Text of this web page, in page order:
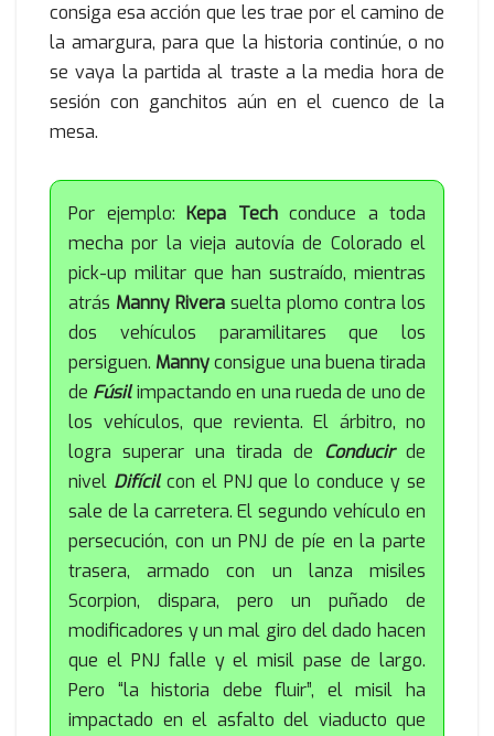
consiga esa acción que les trae por el camino de
la amargura, para que la historia continúe, o no
se vaya la partida al traste a la media hora de
sesión con ganchitos aún en el cuenco de la
mesa.
Por ejemplo: Kepa Techconduce a toda
mecha por la vieja autovía de Colorado el
pick-up militar que han sustraído, mientras
atrás Manny Rivera suelta plomo contra los
dos vehículos paramilitares que los
persiguen. Mannyconsigue una buena tirada
de Fúsilimpactando en una rueda de uno de
los vehículos, que revienta. El árbitro, no
logra superar una tirada de Conducir de
nivel Difícilcon el PNJ que lo conduce y se
sale de la carretera. El segundo vehículo en
persecución, con un PNJ de píe en la parte
trasera, armado con un lanza misiles
Scorpion, dispara, pero un puñado de
modificadores y un mal giro del dado hacen
que el PNJ falle y el misil pase de largo.
Pero “la historia debe fluir”, el misil ha
impactado en el asfalto del viaducto que